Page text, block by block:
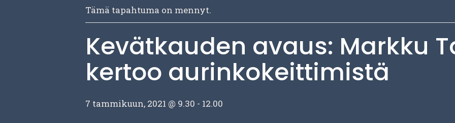
Tämä tapahtuma on mennyt.
Kevätkauden avaus: Markku
kertoo aurinkokeittimistä
7 tammikuun, 2021 @ 9.30 - 12.00